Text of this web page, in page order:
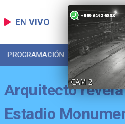
EN VIVO
PROGRAMACIÓN LOCAL
Arquitecto
Estadio